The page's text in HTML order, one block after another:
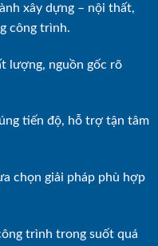
xây dựng – nội thất,
công trình.
lượng, nguồn gốc rõ
tiến độ, hỗ trợ tận tâm
chọn giải pháp phù hợp
trình trong suốt quá